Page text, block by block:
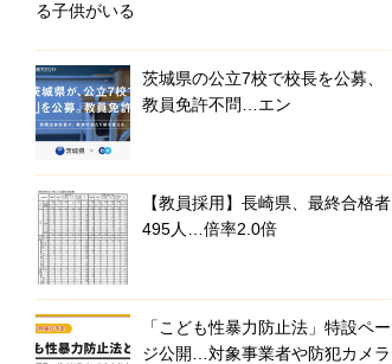
る子供がいる
茨城県の公立7校で校長を公募、
教員免許不問…エン
【教員採用】長崎県、最終合格者
495人…倍率2.0倍
「こども性暴力防止法」特設ペー
ジ公開…対象事業者や防犯カメラ